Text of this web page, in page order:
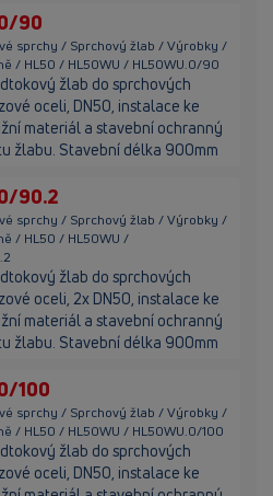
90
sprchy / Sprchový žlab / Výrobky /
/ HL50 / HL50WU / HL50WU.0/90
žlab do sprchových
oceli, DN50, instalace ke
materiál a stavební ochranný
žlabu. Stavební délka 900mm
90.2
sprchy / Sprchový žlab / Výrobky /
/ HL50 / HL50WU /
žlab do sprchových
oceli, 2x DN50, instalace ke
materiál a stavební ochranný
žlabu. Stavební délka 900mm
100
sprchy / Sprchový žlab / Výrobky /
/ HL50 / HL50WU / HL50WU.0/100
žlab do sprchových
oceli, DN50, instalace ke